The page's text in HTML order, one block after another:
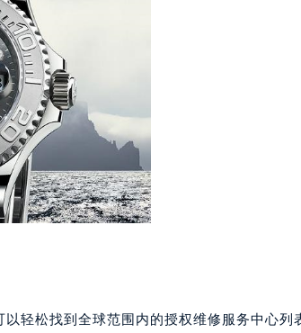
轻松找到全球范围内的授权维修服务中心列